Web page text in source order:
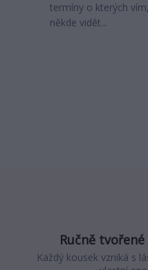
termíny o kterých
někde vidět...
Ručně
Každý kousek vzniká s